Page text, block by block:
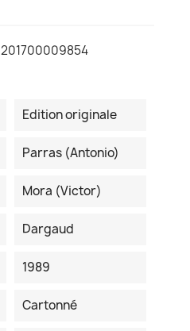
Edition originale
Parras (Antonio)
Mora (Victor)
Dargaud
1989
Cartonné